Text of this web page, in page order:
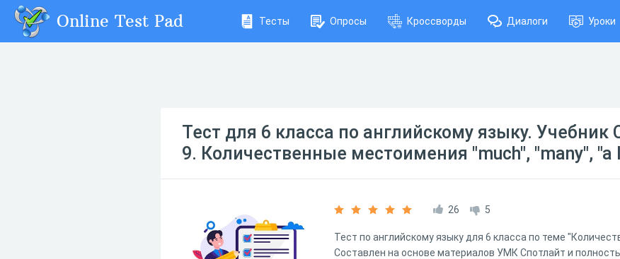
Online Test Pad Тесты Опросы Кроссворды Диалоги Уроки
Тест для 6 класса по английскому языку. Учебник
9. Количественные местоимения "much", "many", "a
26 5
Тест по английскому языку для 6 класса по теме
Составлен на основе материалов УМК Спотлайт и